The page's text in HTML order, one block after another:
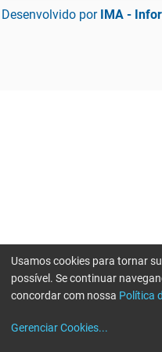
Desenvolvido por IMA -
Usamos cookies para tornar
possível. Se continuar
concordar com nossa Política
Gerenciar Cookies...
Erro ao enviar informações,